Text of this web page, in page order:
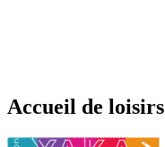
Accueil de loisirs